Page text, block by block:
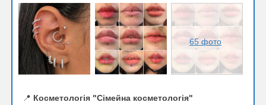
65 фото
📍 Косметологія "Сімейна косметологія"